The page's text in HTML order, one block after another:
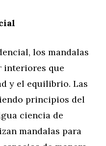
los mandalas
interiores que
y el equilibrio. Las
principios del
ciencia de
mandalas para